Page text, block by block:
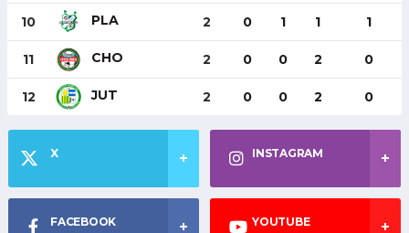
10 PLA 2 0 1 1 1
11 CHO 2 0 0 2 0
12 JUT 2 0 0 2 0
X INSTAGRAM
FACEBOOK YOUTUBE